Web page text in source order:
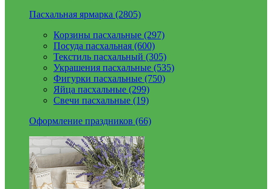
Пасхальная ярмарка (2805)
Корзины пасхальные (297)
Посуда пасхальная (600)
Текстиль пасхальный (305)
Украшения пасхальные (535)
Фигурки пасхальные (750)
Яйца пасхальные (299)
Свечи пасхальные (19)
Оформление праздников (66)